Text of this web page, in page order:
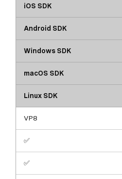
iOS SDK
Android SDK
Windows SDK
macOS SDK
Linux SDK
VP8
✅
✅